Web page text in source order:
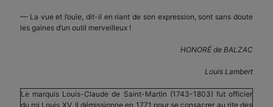
— La vue et l’ouïe, dit-il en riant de son expression, sont sans doute
les gaines d’un outil merveilleux !
HONORÉ de BALZAC
Louis Lambert
Le marquis Louis-Claude de Saint-Martin (1743-1803) fut officier
du roi Louis XV. Il démissionne en 1771 pour se consacrer au rite des